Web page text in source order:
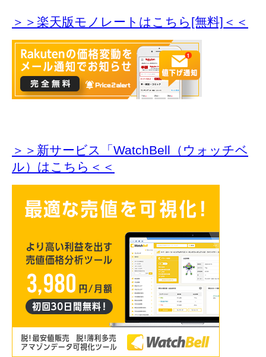
＞＞楽天版モノレートはこちら[無料]＜＜
＞＞新サービス「WatchBell（ウォッチベ
ル）はこちら＜＜